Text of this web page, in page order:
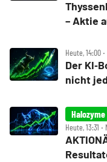
– Aktie
Heute, 14:00 ‧
Der
nicht
Heute, 13:31